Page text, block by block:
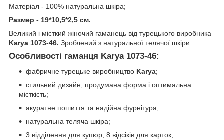
Матеріал - 100% натуральна шкіра;
Размер - 19*10,5*2,5 см.
Великий і місткий жіночий гаманець від турецького виробника
Karya 1073-46. Зроблений з натуральної телячої шкіри.
Особливості гаманця Karya 1073-46:
фабричне турецьке виробництво Karya;
стильний дизайн, продумана форма і оптимальна
місткість;
акуратне пошиття та надійна фурнітура;
натуральна теляча шкіра;
3 відділення для купюр, 8 відсіків для карток,